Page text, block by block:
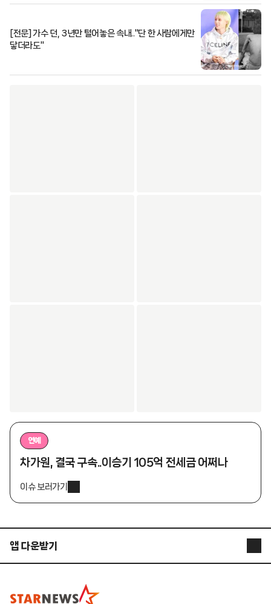
[전문] 가수 던, 3년만 털어놓은 속내.."단 한 사람에게만
닿더라도"
연예
차가원, 결국 구속..이승기 105억 전세금 어쩌나
이슈 보러가기
앱 다운받기
STARPOLL